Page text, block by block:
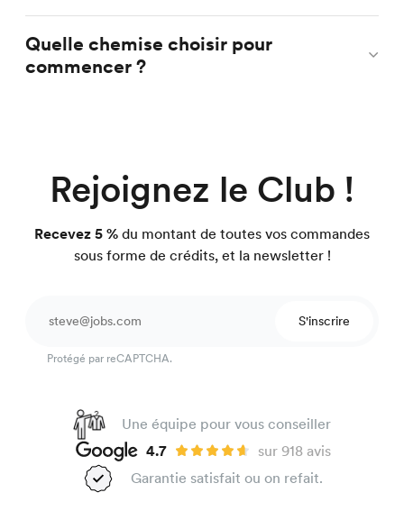
Quelle chemise choisir pour
commencer ?
Rejoignez le Club !
Recevez 5 % du montant de toutes vos commandes
sous forme de crédits, et la newsletter !
S'inscrire
Protégé par reCAPTCHA.
Une équipe pour vous conseiller
4.7
sur 918 avis
Garantie satisfait ou on refait.